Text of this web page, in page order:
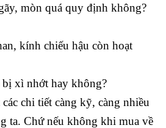
mòn quá quy định không?
kính chiếu hậu còn hoạt
xì nhớt hay không?
chi tiết càng kỹ, càng nhiều
ta. Chứ nếu không khi mua về